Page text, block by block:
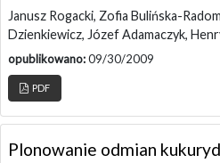
Janusz Rogacki, Zofia Bulińska-
Dzienkiewicz, Józef Adamaczyk,
opublikowano:09/30/2009
PDF
Plonowanie odmian